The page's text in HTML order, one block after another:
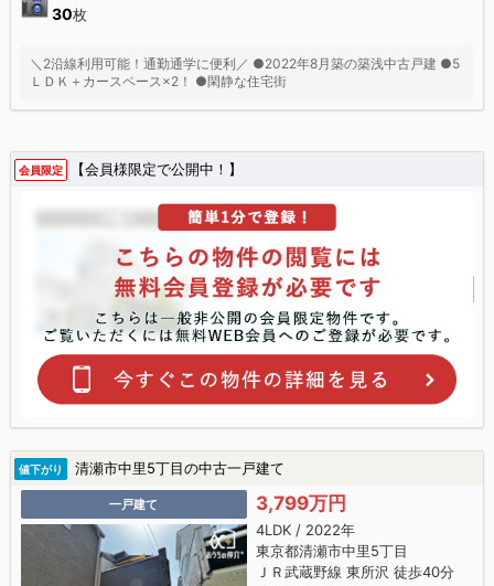
30枚
＼2沿線利用可能！通勤通学に便利／ ●2022年8月築の築浅中古戸建 ●5
ＬＤＫ＋カースペース×2！ ●閑静な住宅街
会員限定 【会員様限定で公開中！】
値下がり 清瀬市中里5丁目の中古一戸建て
一戸建て 3,799万円
4LDK / 2022年
東京都清瀬市中里5丁目
ＪＲ武蔵野線 東所沢 徒歩40分